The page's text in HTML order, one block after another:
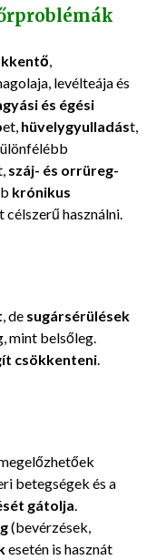
,
levélteája és
és égési
et, hüvelygyulladást,
száj- és orrüreg-
krónikus
célszerű használni.
, de sugársérülések
mint belsőleg.
csökkenteni.
betegségek és a
gátolja.
(bevérzések,
esetén is hasznát